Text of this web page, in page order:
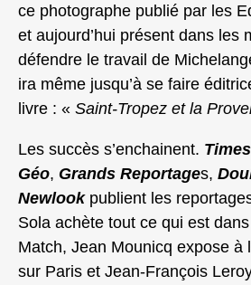
ce photographe publié par les
et aujourd’hui présent dans les
défendre le travail de
ira même jusqu’à se faire
livre : « Saint-Tropez et la
Les succès s’enchainent. Times
Géo, Grands Reportages,
Newlook publient les
Sola achète tout ce qui est
Match, Jean Mounicq expose à
sur Paris et Jean-François